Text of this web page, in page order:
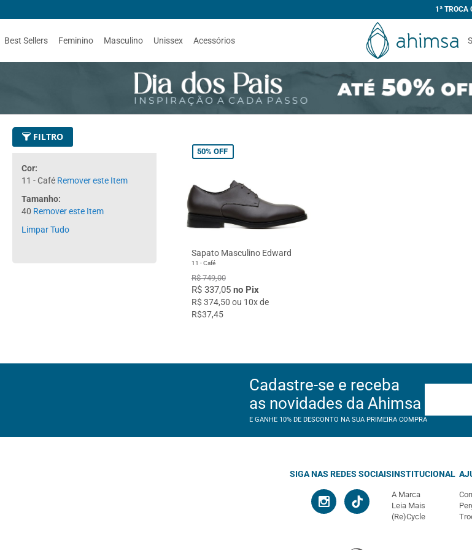
1ª TROCA GRÁTIS
Best Sellers Feminino Masculino Unissex Acessórios
FILTRO
Cor
11 - Café Remover este Item
Tamanho
40 Remover este Item
Limpar Tudo
50% OFF
Sapato Masculino Edward
11 - Café
R$ 749,00
R$ 337,05 no Pix
R$ 374,50 ou 10x de
R$37,45
Cadastre-se e receba
as novidades da Ahimsa
E GANHE 10% DE DESCONTO NA SUA PRIMEIRA COMPRA
SIGA NAS REDES SOCIAISINSTITUCIONAL
A Marca
Leia Mais
(Re)Cycle